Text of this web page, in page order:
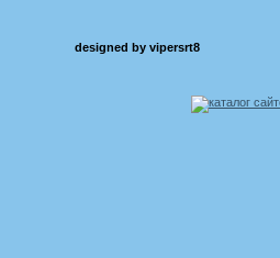
designed by vipersrt8